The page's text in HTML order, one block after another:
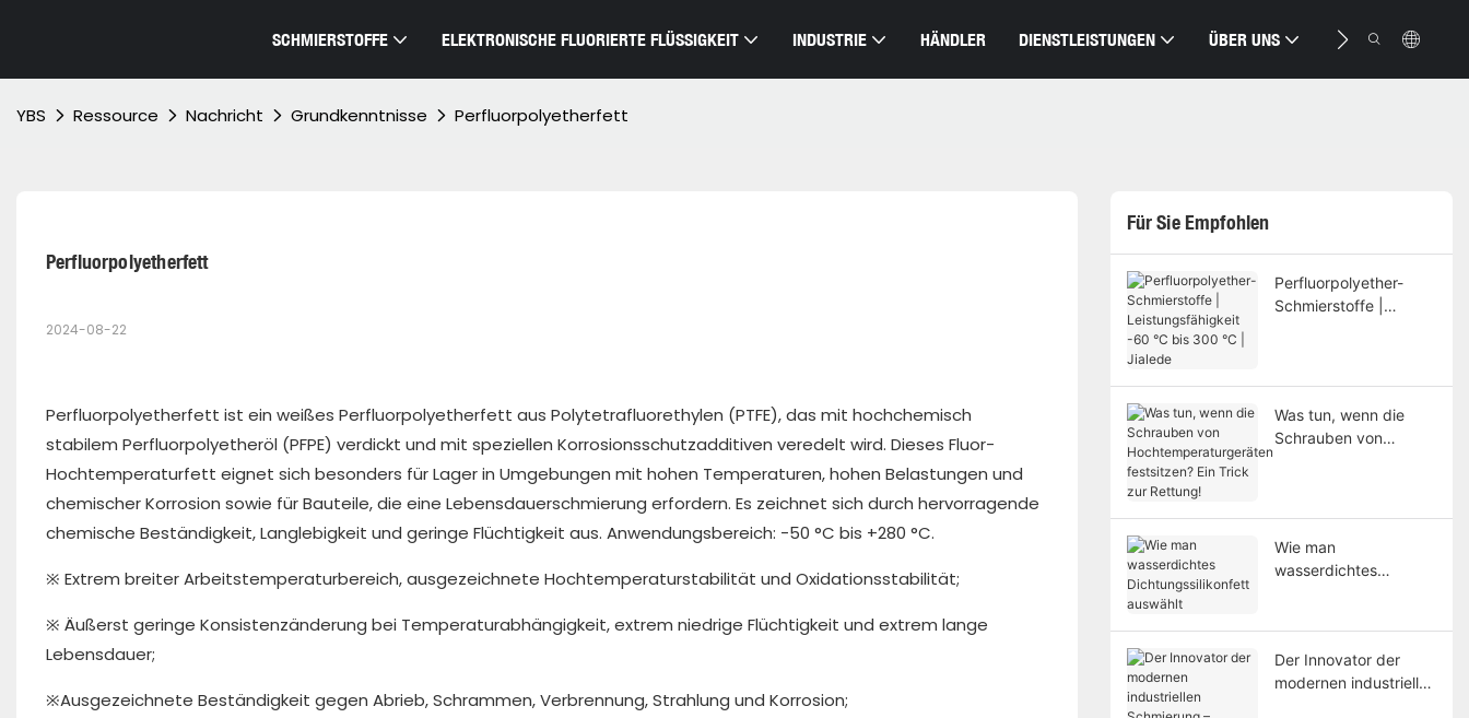
SCHMIERSTOFFE ELEKTRONISCHE FLUORIERTE FLÜSSIGKEIT INDUSTRIE HÄNDLER DIENSTLEISTUNGEN ÜBER UNS RESSOURCE
YBS Ressource Nachricht Grundkenntnisse Perfluorpolyetherfett
Perfluorpolyetherfett
2024-08-22
Perfluorpolyetherfett ist ein weißes Perfluorpolyetherfett aus Polytetrafluorethylen (PTFE), das mit hochchemisch
stabilem Perfluorpolyetheröl (PFPE) verdickt und mit speziellen Korrosionsschutzadditiven veredelt wird. Dieses Fluor-
Hochtemperaturfett eignet sich besonders für Lager in Umgebungen mit hohen Temperaturen, hohen Belastungen und
chemischer Korrosion sowie für Bauteile, die eine Lebensdauerschmierung erfordern. Es zeichnet sich durch hervorragende
chemische Beständigkeit, Langlebigkeit und geringe Flüchtigkeit aus. Anwendungsbereich: -50 °C bis +280 °C.
※ Extrem breiter Arbeitstemperaturbereich, ausgezeichnete Hochtemperaturstabilität und Oxidationsstabilität;
※ Äußerst geringe Konsistenzänderung bei Temperaturabhängigkeit, extrem niedrige Flüchtigkeit und extrem lange
Lebensdauer;
※Ausgezeichnete Beständigkeit gegen Abrieb, Schrammen, Verbrennung, Strahlung und Korrosion;
Für Sie Empfohlen
Perfluorpolyether-
Schmierstoffe |
Was tun, wenn die
Schrauben von
Wie man
wasserdichtes
Der Innovator der
modernen industriellen